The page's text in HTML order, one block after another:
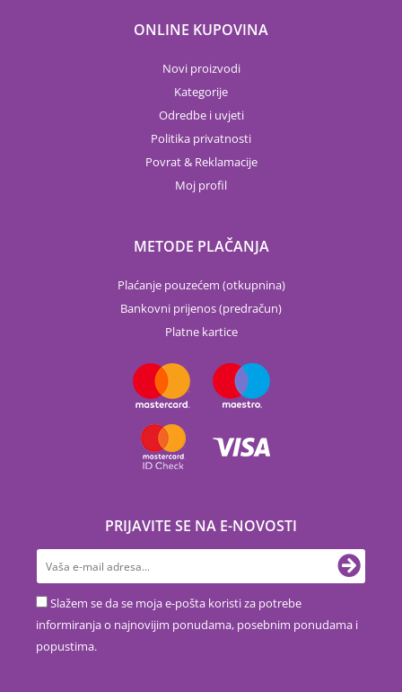
ONLINE KUPOVINA
Novi proizvodi
Kategorije
Odredbe i uvjeti
Politika privatnosti
Povrat & Reklamacije
Moj profil
METODE PLAČANJA
Plaćanje pouzećem (otkupnina)
Bankovni prijenos (predračun)
Platne kartice
PRIJAVITE SE NA E-NOVOSTI
Slažem se da se moja e-pošta koristi za potrebe
informiranja o najnovijim ponudama, posebnim ponudama i
popustima.